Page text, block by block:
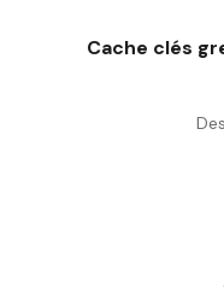
Cache clés